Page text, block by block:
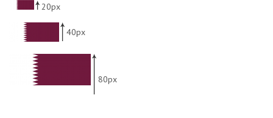
20px
40px
80px